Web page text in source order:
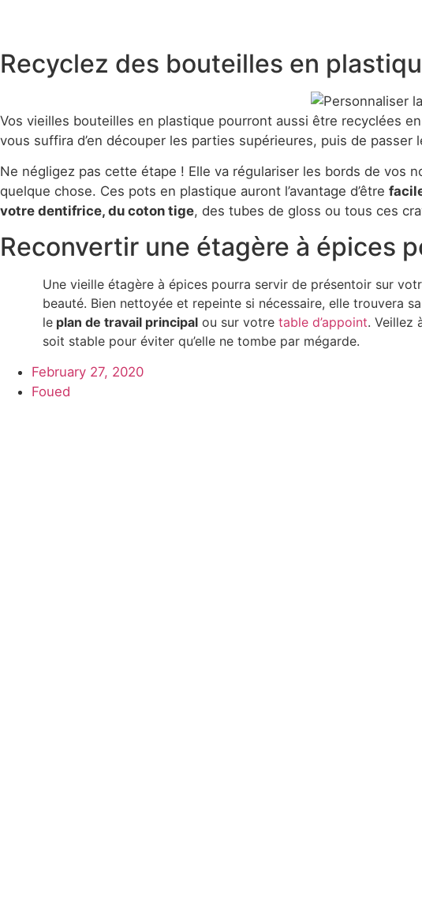
Recyclez des bouteilles en
Vos vieilles bouteilles en plastique pourront aussi être recyclées
vous suffira d’en découper les parties supérieures, puis de passer
Ne négligez pas cette étape ! Elle va régulariser les bords de vos
quelque chose. Ces pots en plastique auront l’avantage d’être
votre dentifrice, du coton tige, des tubes de gloss ou tous ces
Reconvertir une étagère à épices
Une vieille étagère à épices pourra servir de présentoir sur
beauté. Bien nettoyée et repeinte si nécessaire, elle trouvera
leplan de travail principalou sur votre table d’appoint. Veillez
soit stable pour éviter qu’elle ne tombe par mégarde.
February 27, 2020
Foued